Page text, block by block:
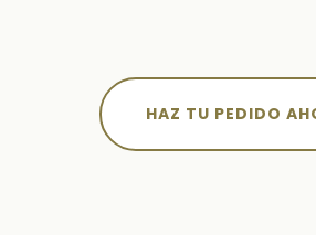
HAZ TU PEDIDO